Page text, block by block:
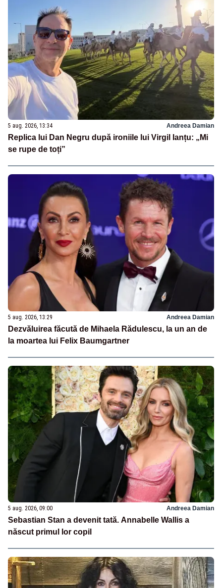
5 aug. 2026, 13:34 Andreea Damian
Replica lui Dan Negru după ironiile lui Virgil Ianțu: „Mi
se rupe de toți”
5 aug. 2026, 13:29 Andreea Damian
Dezvăluirea făcută de Mihaela Rădulescu, la un an de
la moartea lui Felix Baumgartner
5 aug. 2026, 09:00 Andreea Damian
Sebastian Stan a devenit tată. Annabelle Wallis a
născut primul lor copil